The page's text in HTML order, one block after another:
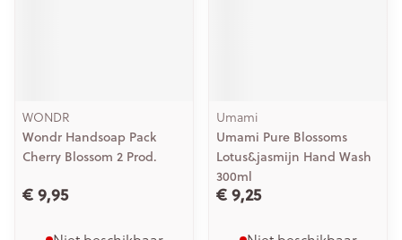
WONDR
Wondr Handsoap Pack
Cherry Blossom 2 Prod.
€ 9,95
Umami
Umami Pure Blossoms
Lotus&jasmijn Hand Wash
300ml
€ 9,25